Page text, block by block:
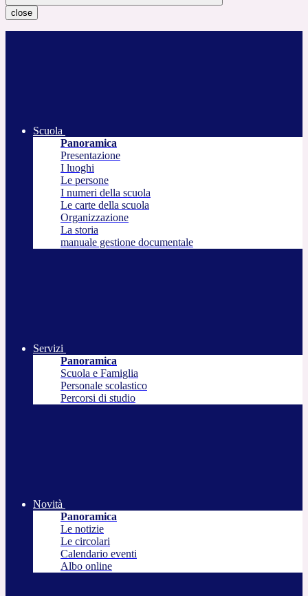
close
Scuola
Panoramica
Presentazione
I luoghi
Le persone
I numeri della scuola
Le carte della scuola
Organizzazione
La storia
manuale gestione documentale
Servizi
Panoramica
Scuola e Famiglia
Personale scolastico
Percorsi di studio
Novità
Panoramica
Le notizie
Le circolari
Calendario eventi
Albo online